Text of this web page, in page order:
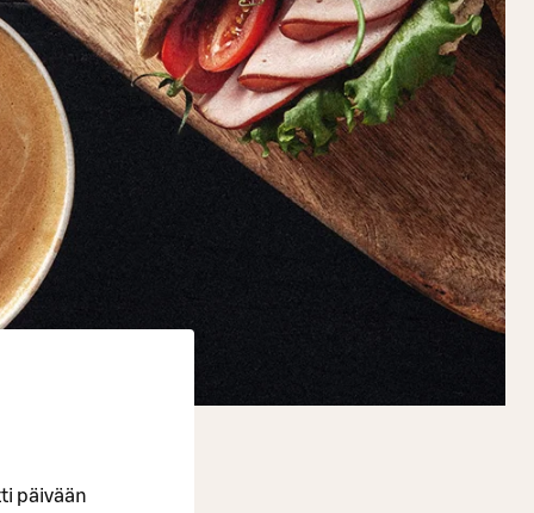
päivään